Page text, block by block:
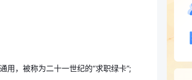
用，被称为二十一世纪的“求职绿卡”;